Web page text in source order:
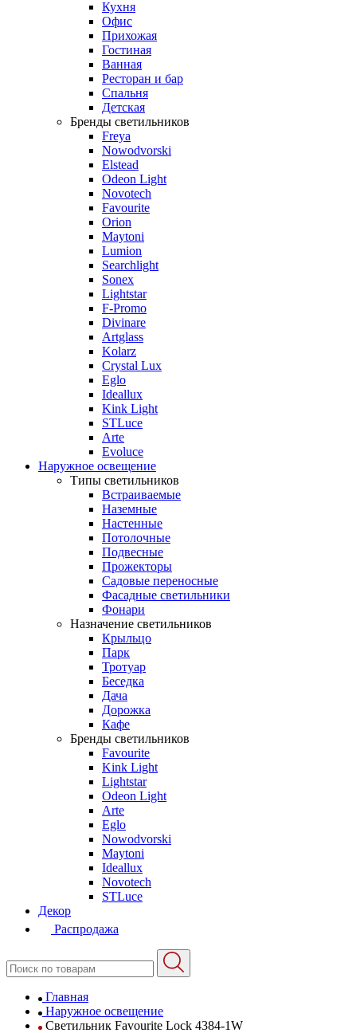
Кухня
Офис
Прихожая
Гостиная
Ванная
Ресторан и бар
Спальня
Детская
Бренды светильников
Freya
Nowodvorski
Elstead
Odeon Light
Novotech
Favourite
Orion
Maytoni
Lumion
Searchlight
Sonex
Lightstar
F-Promo
Divinare
Artglass
Kolarz
Crystal Lux
Eglo
Ideallux
Kink Light
STLuce
Arte
Evoluce
Наружное освещение
Типы светильников
Встраиваемые
Наземные
Настенные
Потолочные
Подвесные
Прожекторы
Садовые переносные
Фасадные светильники
Фонари
Назначение светильников
Крыльцо
Парк
Тротуар
Беседка
Дача
Дорожка
Кафе
Бренды светильников
Favourite
Kink Light
Lightstar
Odeon Light
Arte
Eglo
Nowodvorski
Maytoni
Ideallux
Novotech
STLuce
Декор
Распродажа
Главная
Наружное освещение
Светильник Favourite Lock 4384-1W